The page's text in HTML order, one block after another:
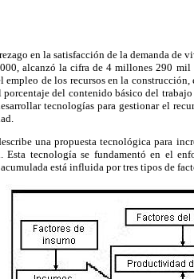
en la satisfacción de la demanda de
alcanzó la cifra de 4 millones 290 mil
empleo de los recursos en la
porcentaje del contenido básico del
tecnologías para gestionar el
una propuesta tecnológica para
Esta tecnología se fundamentó en el
está influida por tres tipos de